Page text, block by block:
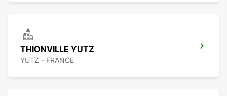
THIONVILLE YUTZ
YUTZ - FRANCE